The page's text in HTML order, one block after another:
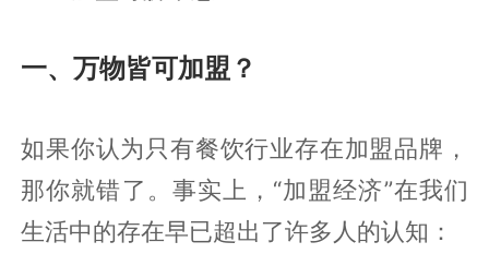
一、万物皆可加盟？
如果你认为只有餐饮行业存在加盟品牌，
那你就错了。事实上，“加盟经济”在我们
生活中的存在早已超出了许多人的认知：